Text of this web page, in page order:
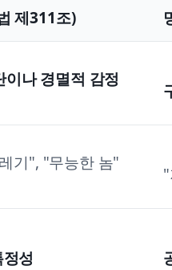
제311조)
이나 경멸적 감정
기", "무능한 놈"
정성